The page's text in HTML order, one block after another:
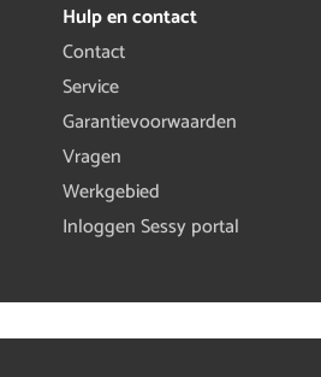
Hulp en contact
Contact
Service
Garantievoorwaarden
Vragen
Werkgebied
Inloggen Sessy portal